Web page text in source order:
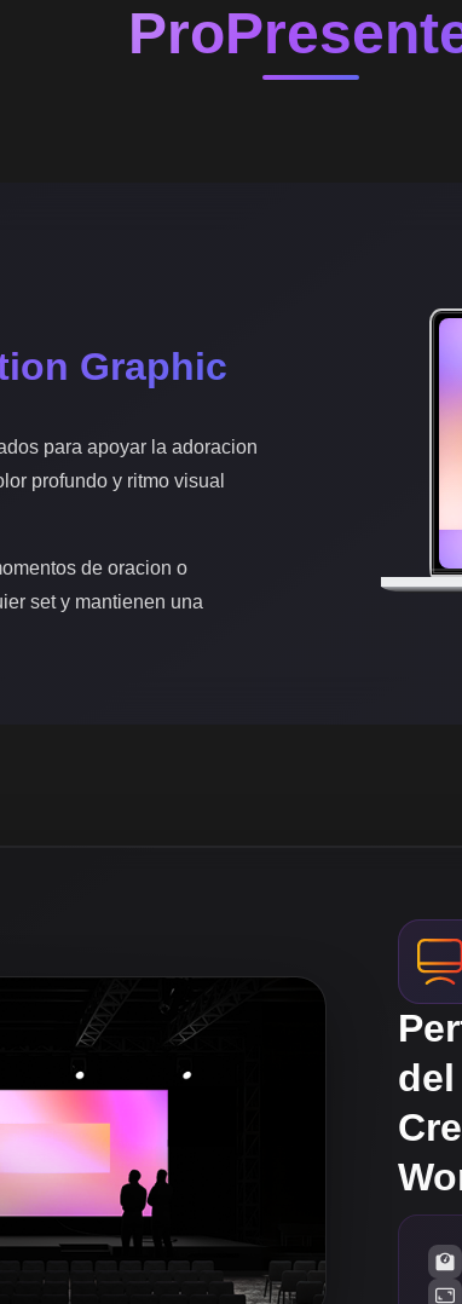
Graphic
para apoyar la adoracion
profundo y ritmo visual
de oracion o
set y mantienen una